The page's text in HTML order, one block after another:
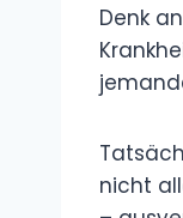
Denk
nicht